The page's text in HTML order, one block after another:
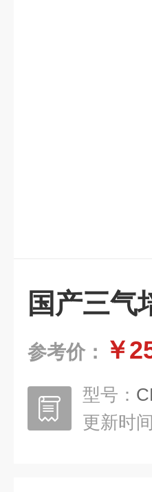
国产三气
参考价： ￥
型号：
更新时间